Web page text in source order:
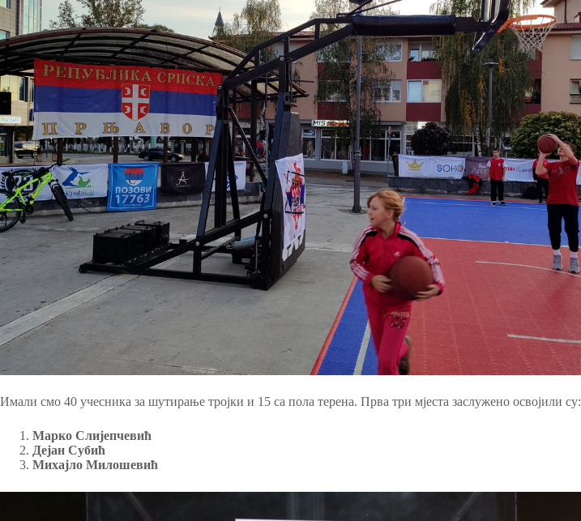
Имали смо 40 учесника за шутирање тројки и 15 са пола терена. Прва три мјеста заслужено освојили су:
Марко Слијепчевић
Дејан Субић
Михајло Милошевић